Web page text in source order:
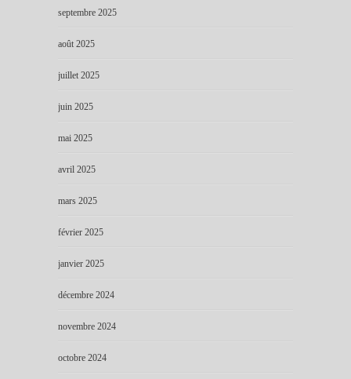
septembre 2025
août 2025
juillet 2025
juin 2025
mai 2025
avril 2025
mars 2025
février 2025
janvier 2025
décembre 2024
novembre 2024
octobre 2024